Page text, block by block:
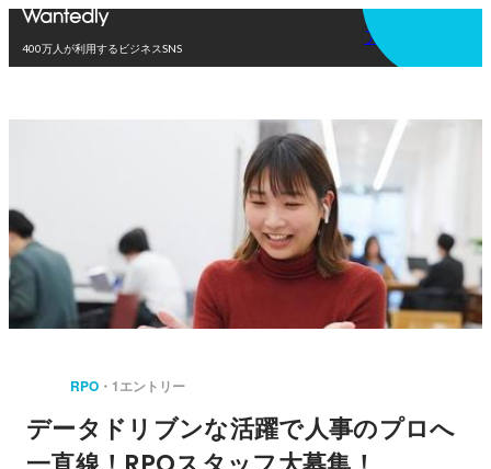
400万人が利用するビジネスSNS
アプリを使う
RPO 1エントリー
データドリブンな活躍で人事のプロへ